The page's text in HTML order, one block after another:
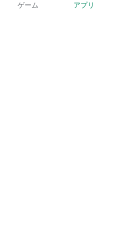
ゲーム アプリ